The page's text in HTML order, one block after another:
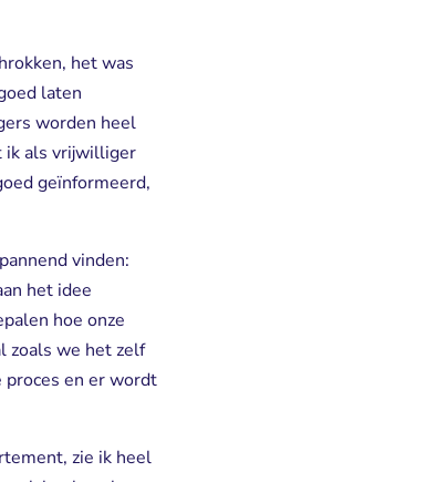
het was
laten
worden heel
ik als vrijwilliger
geïnformeerd,
vinden:
het idee
hoe onze
zoals we het zelf
en er wordt
zie ik heel